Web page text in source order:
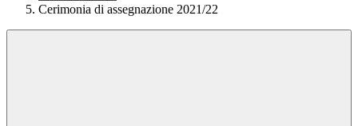
Cerimonia di assegnazione 2021/22